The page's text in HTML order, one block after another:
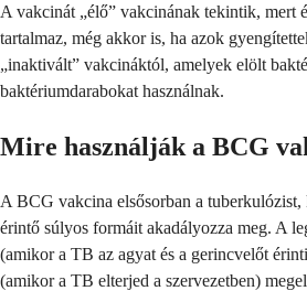
A vakcinát „élő” vakcinának tekintik, mert
tartalmaz, még akkor is, ha azok
„inaktivált” vakcináktól, amelyek elölt
baktériumdarabokat használnak.
Mire használják a BCG
A BCG vakcina elsősorban a
érintő súlyos formáit akadályozza meg. A
(amikor a TB az agyat és a gerincvelőt
(amikor a TB elterjed a szervezetben)